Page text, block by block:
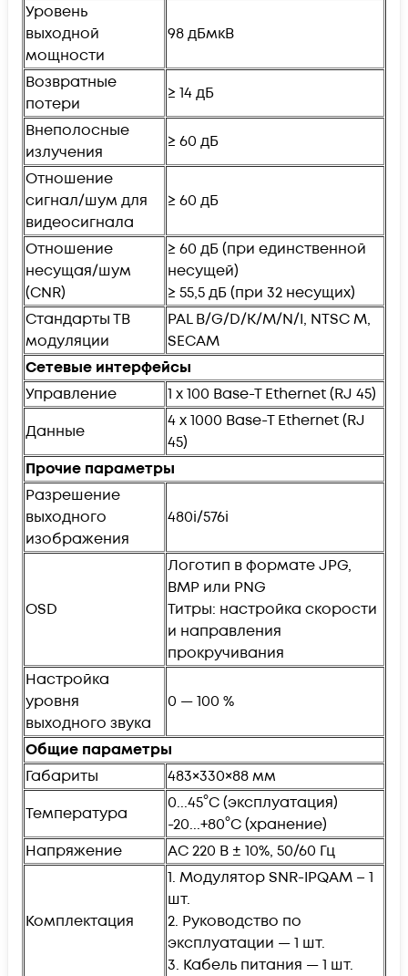
Уровень
выходной
мощности
98 дБмкВ
Возвратные
потери
≥ 14 дБ
Внеполосные
излучения
≥ 60 дБ
Отношение
сигнал/шум для
видеосигнала
≥ 60 дБ
Отношение
несущая/шум
(CNR)
≥ 60 дБ (при единственной
несущей)
≥ 55,5 дБ (при 32 несущих)
Стандарты ТВ
модуляции
PAL B/G/D/K/M/N/I, NTSC M,
SECAM
Сетевые интерфейсы
Управление
1 x 100 Base-T Ethernet (RJ 45)
Данные
4 x 1000 Base-T Ethernet (RJ
45)
Прочие параметры
Разрешение
выходного
изображения
480i/576i
OSD
Логотип в формате JPG,
BMP или PNG
Титры: настройка скорости
и направления
прокручивания
Настройка
уровня
выходного звука
0 — 100 %
Общие параметры
Габариты
483×330×88 мм
Температура
0...45°C (эксплуатация)
-20...+80°C (хранение)
Напряжение
AC 220 В ± 10%, 50/60 Гц
Комплектация
1. Модулятор SNR-IPQAM – 1
шт.
2. Руководство по
эксплуатации — 1 шт.
3. Кабель питания — 1 шт.